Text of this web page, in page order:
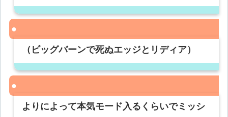
（ビッグバーンで死ぬエッジとリディア）
よりによって本気モード入るくらいでミッシ